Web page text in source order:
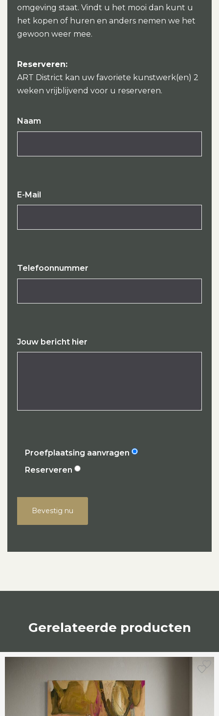
omgeving staat. Vindt u het mooi dan kunt u
het kopen of huren en anders nemen we het
gewoon weer mee.
Reserveren:
ART District kan uw favoriete kunstwerk(en) 2
weken vrijblijvend voor u reserveren.
Naam
E-Mail
Telefoonnummer
Jouw bericht hier
Proefplaatsing aanvragen
Reserveren
Bevestig nu
Gerelateerde producten